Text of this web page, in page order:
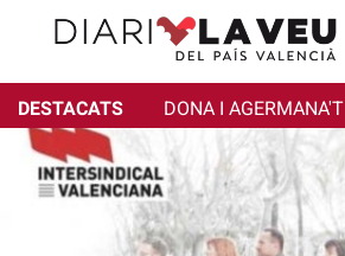
DESTACATS DONA I AGERMANA'T